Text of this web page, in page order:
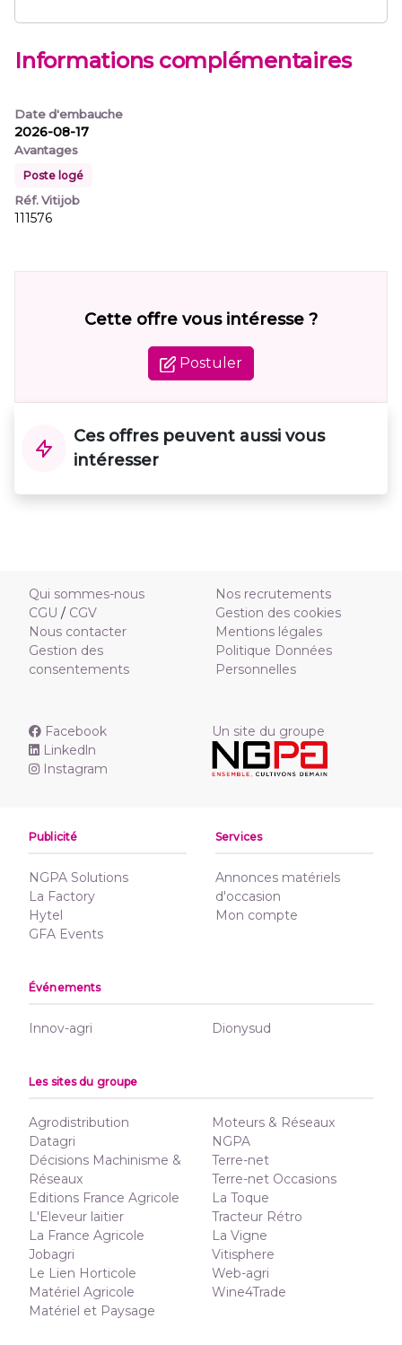
Informations complémentaires
Date d'embauche
2026-08-17
Avantages
Poste logé
Réf. Vitijob
111576
Cette offre vous intéresse ?
Postuler
Ces offres peuvent aussi vous
intéresser
Qui sommes-nous
CGU / CGV
Nous contacter
Gestion des
consentements
Nos recrutements
Gestion des cookies
Mentions légales
Politique Données
Personnelles
Facebook
Linkedln
Instagram
Un site du groupe
Publicité
NGPA Solutions
La Factory
Hytel
GFA Events
Services
Annonces matériels
d'occasion
Mon compte
Événements
Innov-agri Dionysud
Les sites du groupe
Agrodistribution
Datagri
Décisions Machinisme &
Réseaux
Editions France Agricole
L'Eleveur laitier
La France Agricole
Jobagri
Le Lien Horticole
Matériel Agricole
Matériel et Paysage
Moteurs & Réseaux
NGPA
Terre-net
Terre-net Occasions
La Toque
Tracteur Rétro
La Vigne
Vitisphere
Web-agri
Wine4Trade